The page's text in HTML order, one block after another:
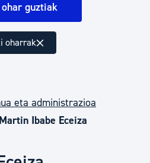
guztiak
oharrak
eta administrazioa
Martin Ibabe Eceiza